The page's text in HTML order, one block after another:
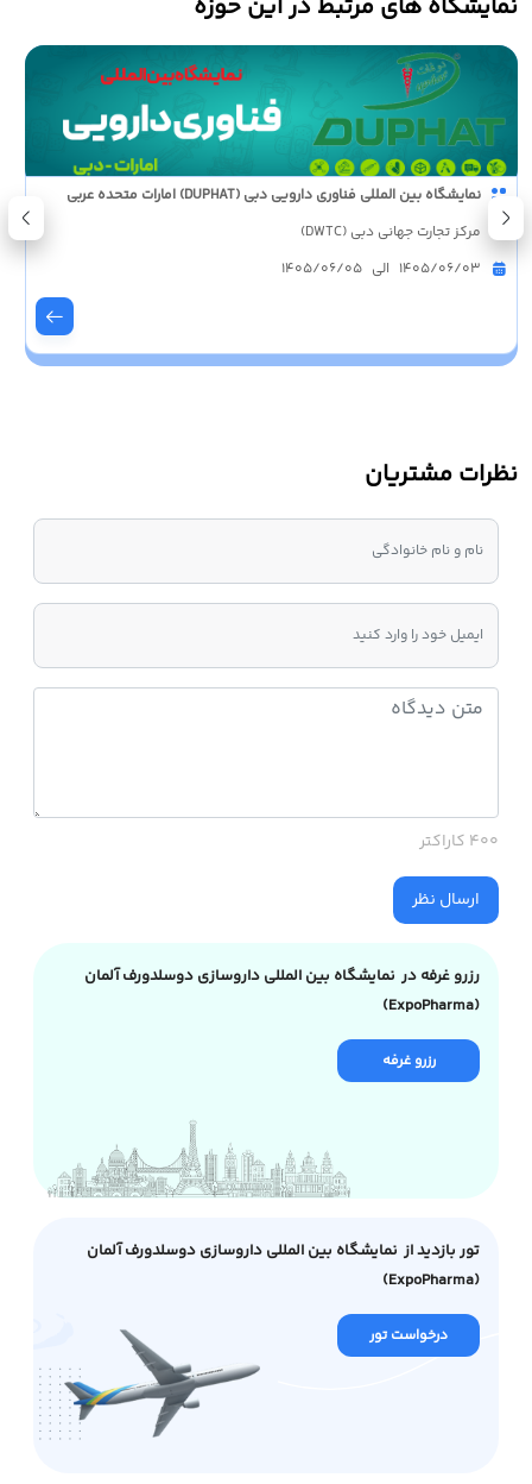
نمایشگاه های مرتبط در این حوزه
نمایشگاه بین المللی فناوری دارویی دبی (DUPHAT) امارات متحده عربی
مرکز تجارت جهانی دبی (DWTC)
1405/06/03 الی 1405/06/05
نظرات مشتریان
400 کاراکتر
ارسال نظر
رزرو غرفه در نمایشگاه بین المللی داروسازی دوسلدورف آلمان
(ExpoPharma)
رزرو غرفه
تور بازدید از نمایشگاه بین المللی داروسازی دوسلدورف آلمان
(ExpoPharma)
درخواست تور